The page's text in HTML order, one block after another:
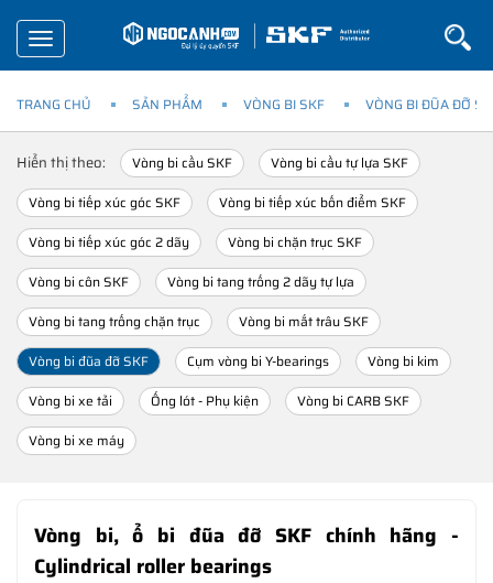
Toggle
navigation
TRANG CHỦ SẢN PHẨM VÒNG BI SKF VÒNG BI ĐŨA ĐỠ
Hiển thị theo: Vòng bi cầu SKF
Vòng bi cầu tự lựa SKF
Vòng bi tiếp xúc góc SKF
Vòng bi tiếp xúc bốn điểm SKF
Vòng bi tiếp xúc góc 2 dãy
Vòng bi chặn trục SKF
Vòng bi côn SKF
Vòng bi tang trống 2 dãy tự lựa
Vòng bi tang trống chặn trục
Vòng bi mắt trâu SKF
Vòng bi đũa đỡ SKF
Cụm vòng bi Y-bearings
Vòng bi kim
Vòng bi xe tải
Ống lót - Phụ kiện
Vòng bi CARB SKF
Vòng bi xe máy
Vòng bi, ổ bi đũa đỡ SKF chính hãng -
Cylindrical roller bearings